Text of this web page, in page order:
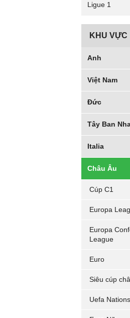
Ligue 1
KHU VỰC
Anh
Việt Nam
Đức
Tây Ban
Italia
Châu Âu
Cúp C1
Europa
Europa
League
Euro
Siêu cúp
Uefa